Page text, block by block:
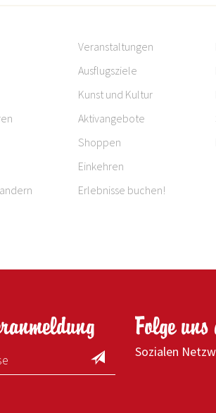
Veranstaltungen
Ausflugsziele
Kunst und Kultur
Aktivangebote
Shoppen
Einkehren
Erlebnisse buchen!
Folge
Sozialen